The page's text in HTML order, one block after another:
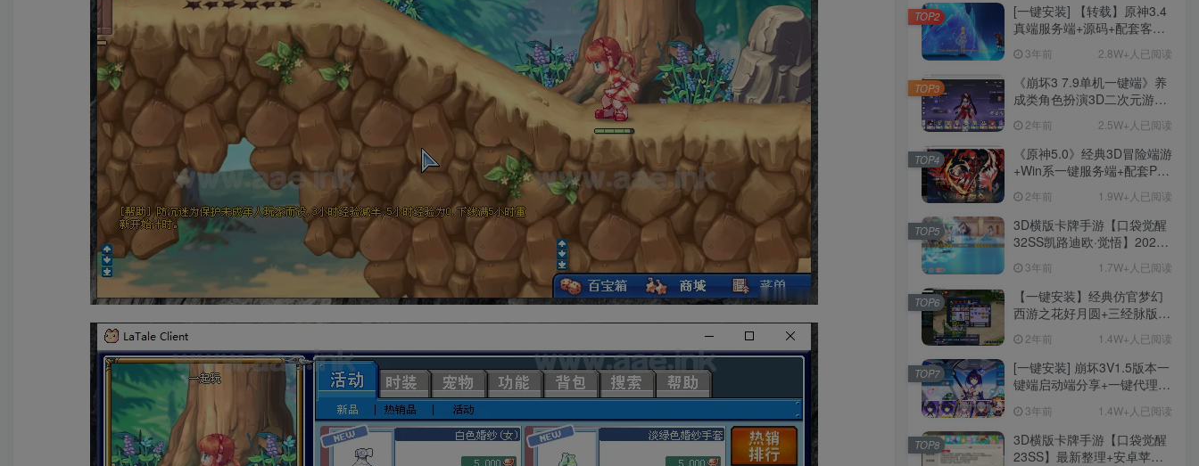
[一键安装] 【转载】原神3.4
真端服务端+源码+配套客户
说明文件
3年前 2.8W+人已阅读
TOP2
《崩坏3 7.9单机一键端》养
成类角色扮演3D二次元游
用、无限资源、附带保姆级
安装教程
2年前 2.5W+人已阅读
TOP3
《原神5.0》经典3D冒险端游
+Win系一键服务端+配套PC
池文件
2年前 1.9W+人已阅读
TOP4
3D横版卡牌手游【口袋觉醒
32SS凯路迪欧·觉悟】2023
+支付对接+安卓苹果双端+运
营后台+GM授权后台+代理
后台
3年前 1.7W+人已阅读
TOP5
【一键安装】经典仿官梦幻
西游之花好月圆+三经脉版本
卡+剧情活动+视频搭建及其
他修改资料
2年前 1.4W+人已阅读
TOP6
[一键安装] 崩坏3V1.5版本一
键端启动端分享+一键代理
ID+详细指令+极简一键修改
3年前 1.4W+人已阅读
TOP7
3D横版卡牌手游【口袋觉醒
23SS】最新整理+安卓苹果
TOP8